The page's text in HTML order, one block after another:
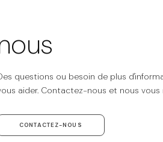
questions ou besoin de plus
aider. Contactez-nous et nous
CONTACTEZ-NOUS